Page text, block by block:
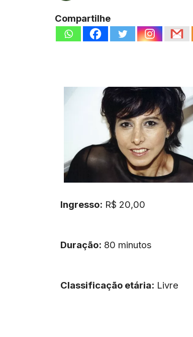
Compartilhe
Ingresso: R$ 20,00
Duração: 80 minutos
Classificação etária: Livre